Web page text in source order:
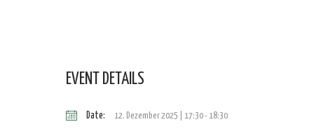
EVENT DETAILS
Date: 12. Dezember 2025 | 17:30-18:30